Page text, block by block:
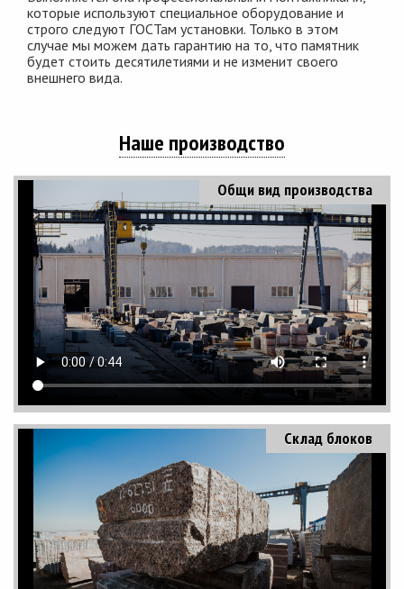
которые используют специальное оборудование и
строго следуют ГОСТам установки. Только в этом
случае мы можем дать гарантию на то, что памятник
будет стоить десятилетиями и не изменит своего
внешнего вида.
Наше производство
Общи вид производства
Склад блоков